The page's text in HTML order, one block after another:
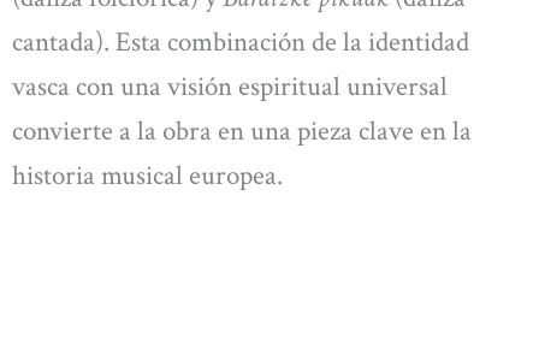
cantada). Esta combinación de la identidad
vasca con una visión espiritual universal
convierte a la obra en una pieza clave en la
historia musical europea.